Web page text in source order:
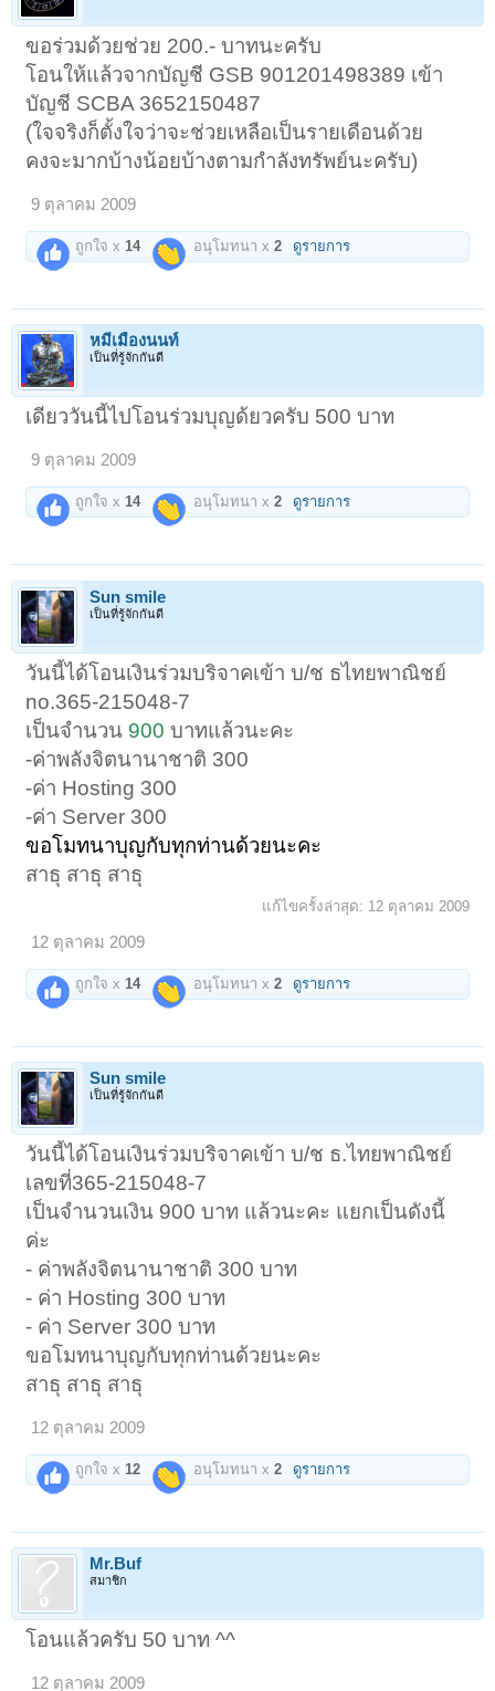
ขอร่วมด้วยช่วย 200.- บาทนะครับ
โอนให้แล้วจากบัญชี GSB 901201498389 เข้า
บัญชี SCBA 3652150487
(ใจจริงก็ตั้งใจว่าจะช่วยเหลือเป็นรายเดือนด้วย
คงจะมากบ้างน้อยบ้างตามกำลังทรัพย์นะครับ)
9 ตุลาคม 2009
ถูกใจ x 14 อนุโมทนา x2 ดูรายการ
หมีเมืองนนท์
เป็นที่รู้จักกันดี
เดียววันนี้ไปโอนร่วมบุญด้ยวครับ 500 บาท
9 ตุลาคม 2009
ถูกใจ x14 อนุโมทนา x2 ดูรายการ
Sun smile
เป็นที่รู้จักกันดี
วันนี้ได้โอนเงินร่วมบริจาคเข้า บ/ช ธไทยพาณิชย์
no.365-215048-7
เป็นจำนวน 900 บาทแล้วนะคะ
-ค่าพลังจิตนานาชาติ 300
-ค่า Hosting 300
-ค่า Server 300
ขอโมทนาบุญกับทุกท่านด้วยนะคะ
สาธุ สาธุ สาธุ
แก้ไขครั้งล่าสุด: 12 ตุลาคม 2009
12 ตุลาคม 2009
ถูกใจ x 14 อนุโมทนา x2 ดูรายการ
Sun smile
เป็นที่รู้จักกันดี
วันนี้ได้โอนเงินร่วมบริจาคเข้า บ/ช ธ.ไทยพาณิชย์
เลขที่365-215048-7
เป็นจำนวนเงิน 900 บาท แล้วนะคะ แยกเป็นดังนี้
ค่ะ
- ค่าพลังจิตนานาชาติ 300 บาท
- ค่า Hosting 300 บาท
- ค่า Server 300 บาท
ขอโมทนาบุญกับทุกท่านด้วยนะคะ
สาธุ สาธุ สาธุ
12 ตุลาคม 2009
ถูกใจ x 12 อนุโมทนา x2 ดูรายการ
Mr.Buf
สมาชิก
โอนแล้วครับ 50 บาท ^^
12 ตุลาคม 2009